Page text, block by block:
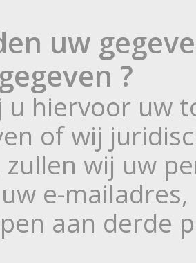
uw
?
u hiervoor uw
of wij
zullen wij uw
e-
aan derde